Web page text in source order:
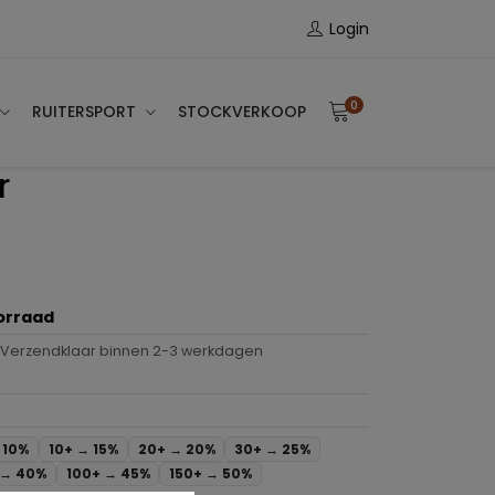
Login
RUITERSPORT STOCKVERKOOP 0
Verzendklaar binnen 2-3 werkdagen
10% 10+ → 15% 20+ → 20% 30+ → 25%
40% 100+ → 45% 150+ → 50%